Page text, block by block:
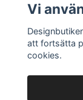
Vi
att fortsätta
cookies.